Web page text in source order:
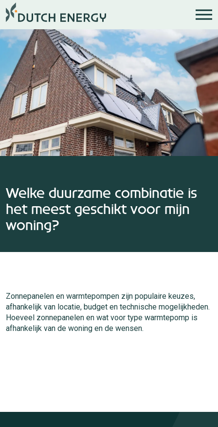
Welke duurzame combinatie is
het meest geschikt voor mijn
woning?
Zonnepanelen en warmtepompen zijn populaire keuzes,
afhankelijk van locatie, budget en technische mogelijkheden.
Hoeveel zonnepanelen en wat voor type warmtepomp is
afhankelijk van de woning en de wensen.